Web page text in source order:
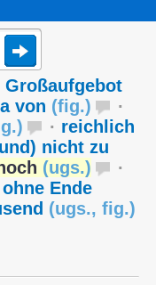
Großaufgebot
von (fig.)
·
) · reichlich
nicht zu
(ugs.)
·
ohne Ende
(ugs., fig.)